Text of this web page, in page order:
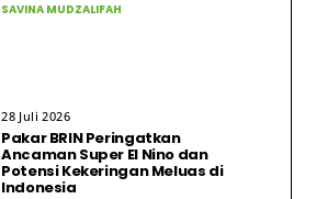
SAVINA MUDZALIFAH
28 Juli 2026
Pakar BRIN Peringatkan
Ancaman Super El Nino dan
Potensi Kekeringan Meluas di
Indonesia